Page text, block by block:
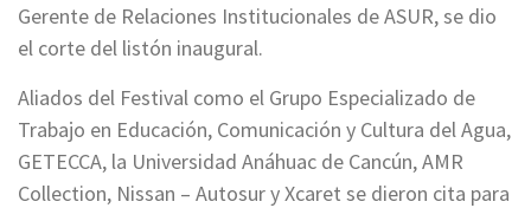
Gerente de Relaciones Institucionales de ASUR, se dio
el corte del listón inaugural.
Aliados del Festival como el Grupo Especializado de
Trabajo en Educación, Comunicación y Cultura del Agua,
GETECCA, la Universidad Anáhuac de Cancún, AMR
Collection, Nissan – Autosur y Xcaret se dieron cita para